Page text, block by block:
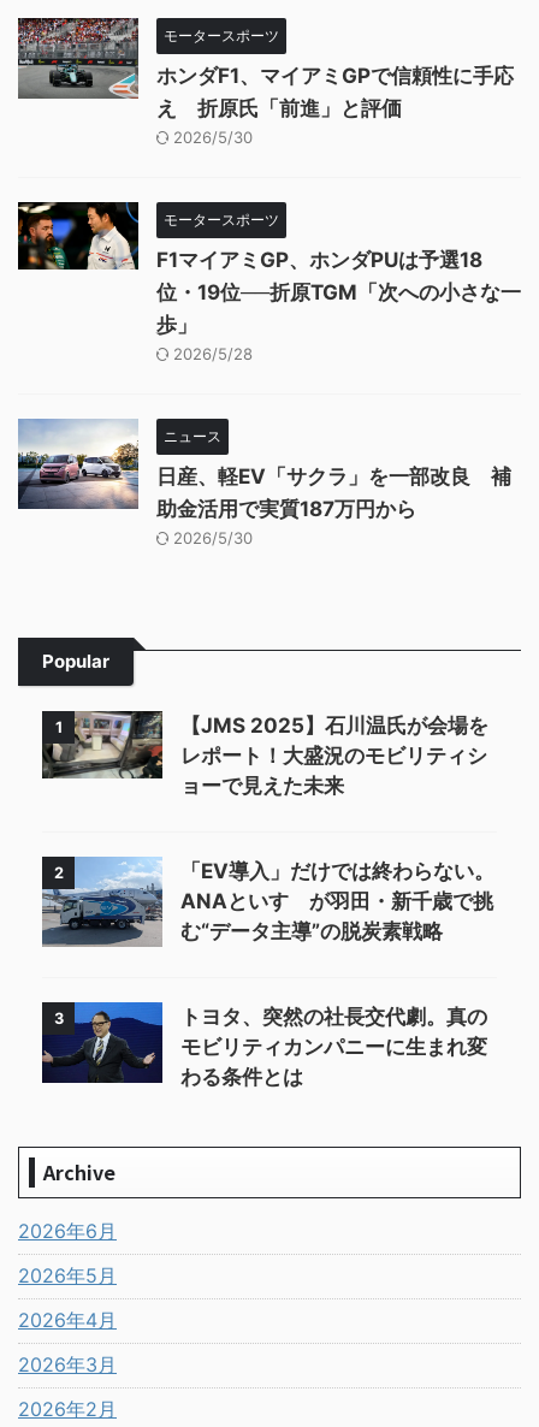
モータースポーツ
ホンダF1、マイアミGPで信頼性に手応
え 折原氏「前進」と評価
2026/5/30
モータースポーツ
F1マイアミGP、ホンダPUは予選18
位・19位──折原TGM「次への小さな一
歩」
2026/5/28
ニュース
日産、軽EV「サクラ」を一部改良 補
助金活用で実質187万円から
2026/5/30
Popular
1
【JMS 2025】石川温氏が会場を
レポート！大盛況のモビリティシ
ョーで見えた未来
2
「EV導入」だけでは終わらない。
ANAといすゞが羽田・新千歳で挑
む“データ主導”の脱炭素戦略
3
トヨタ、突然の社長交代劇。真の
モビリティカンパニーに生まれ変
わる条件とは
Archive
2026年6月
2026年5月
2026年4月
2026年3月
2026年2月